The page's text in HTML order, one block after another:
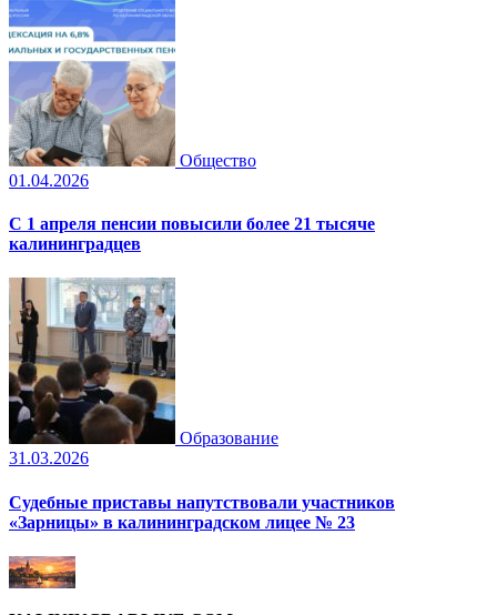
Общество
01.04.2026
С 1 апреля пенсии повысили более 21 тысяче
калининградцев
Образование
31.03.2026
Судебные приставы напутствовали участников
«Зарницы» в калининградском лицее № 23